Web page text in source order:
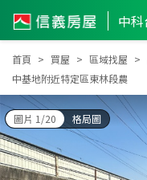
首頁 買屋 區域找屋
中基地附近特定區東林段農
圖片 1/20 格局圖